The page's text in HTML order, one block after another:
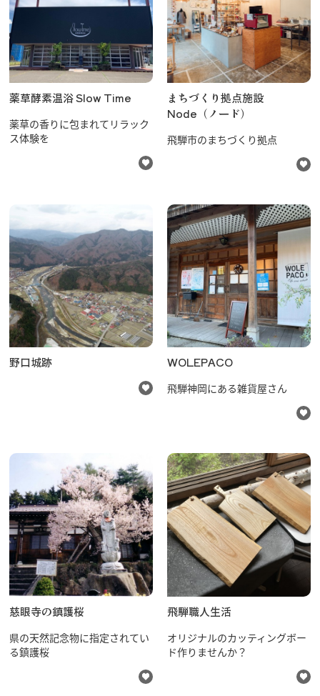
薬草酵素温浴 Slow Time
薬草の香りに包まれてリラック
ス体験を
まちづくり拠点施設
Node（ノード）
飛騨市のまちづくり拠点
野口城跡 WOLEPACO
飛騨神岡にある雑貨屋さん
慈眼寺の鎮護桜
県の天然記念物に指定されてい
る鎮護桜
飛騨職人生活
オリジナルのカッティングボー
ド作りませんか？